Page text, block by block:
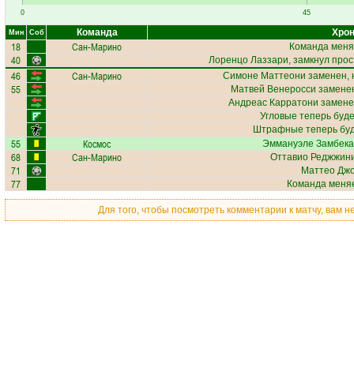
0 45
Мин Соб Команда
18 Сан-Марино Команда
40 Лоренцо Лаззари, замкнул
46 Сан-Марино Симоне Маттеони заменен,
55 Матвей Венеросси
Андреас Карратони
Угловые теперь
Штрафные теперь
55 Космос Эммануэле
68 Сан-Марино Оттавио
71 Маттео
77 Команда
Для того, чтобы посмотреть комментарии к матчу, вам